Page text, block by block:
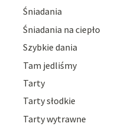
Śniadania
Śniadania na ciepło
Szybkie dania
Tam jedliśmy
Tarty
Tarty słodkie
Tarty wytrawne